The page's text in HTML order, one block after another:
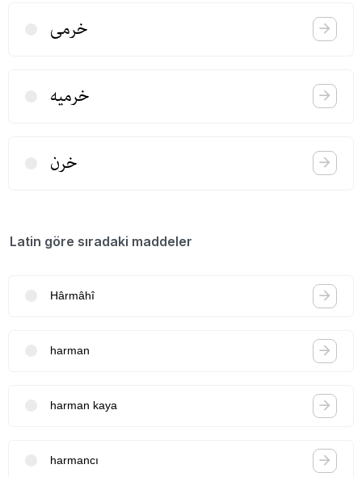
خرمی
خرمیه
خرن
Latin göre sıradaki maddeler
Hârmâhî
harman
harman kaya
harmancı